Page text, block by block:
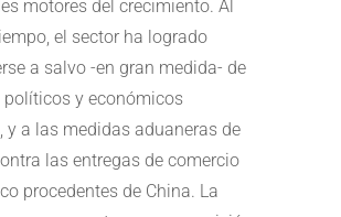
motores del crecimiento. Al
el sector ha logrado
a salvo -en gran medida- de
políticos y económicos
y a las medidas aduaneras de
las entregas de comercio
procedentes de China. La